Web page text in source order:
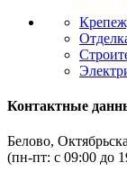
Контактные
Белово,
(пн-пт: с 09:00 до